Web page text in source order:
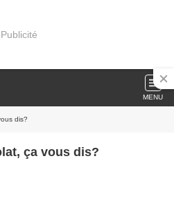
Publicité
MENU
dis?
ça vous dis?